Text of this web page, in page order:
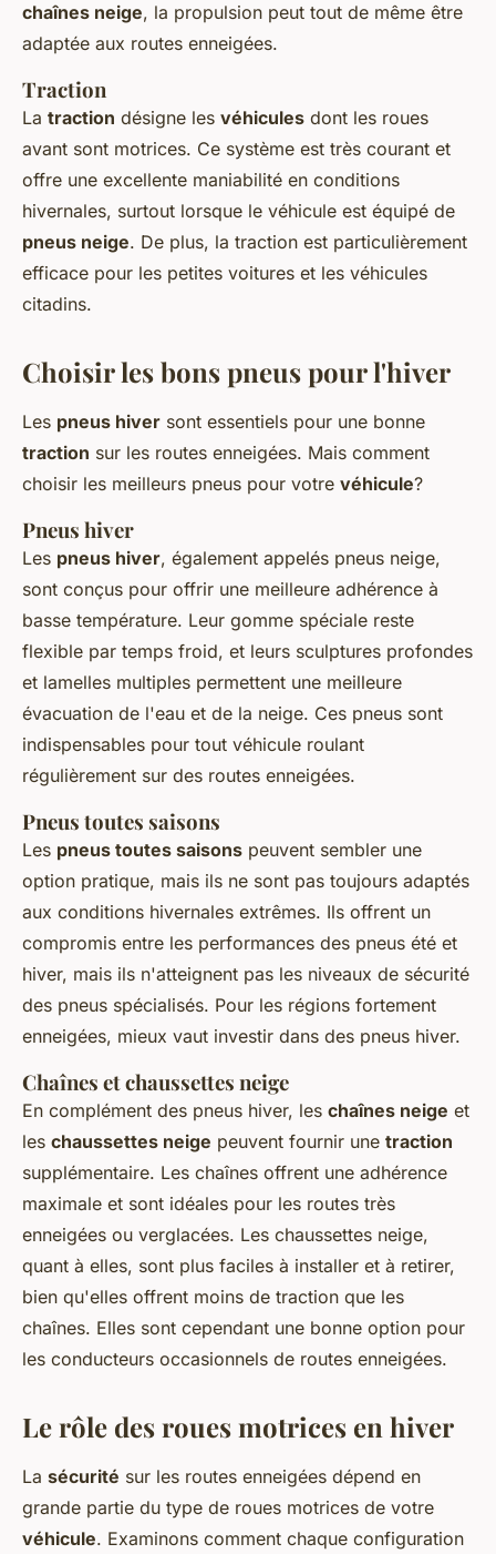
chaînes neige, la propulsion peut tout de même être
adaptée aux routes enneigées.
Traction
La traction désigne les véhicules dont les roues
avant sont motrices. Ce système est très courant et
offre une excellente maniabilité en conditions
hivernales, surtout lorsque le véhicule est équipé de
pneus neige. De plus, la traction est particulièrement
efficace pour les petites voitures et les véhicules
citadins.
Choisir les bons pneus pour l'hiver
Les pneus hiver sont essentiels pour une bonne
traction sur les routes enneigées. Mais comment
choisir les meilleurs pneus pour votre véhicule?
Pneus hiver
Les pneus hiver, également appelés pneus neige,
sont conçus pour offrir une meilleure adhérence à
basse température. Leur gomme spéciale reste
flexible par temps froid, et leurs sculptures profondes
et lamelles multiples permettent une meilleure
évacuation de l'eau et de la neige. Ces pneus sont
indispensables pour tout véhicule roulant
régulièrement sur des routes enneigées.
Pneus toutes saisons
Les pneus toutes saisons peuvent sembler une
option pratique, mais ils ne sont pas toujours adaptés
aux conditions hivernales extrêmes. Ils offrent un
compromis entre les performances des pneus été et
hiver, mais ils n'atteignent pas les niveaux de sécurité
des pneus spécialisés. Pour les régions fortement
enneigées, mieux vaut investir dans des pneus hiver.
Chaînes et chaussettes neige
En complément des pneus hiver, les chaînes neige et
les chaussettes neige peuvent fournir une traction
supplémentaire. Les chaînes offrent une adhérence
maximale et sont idéales pour les routes très
enneigées ou verglacées. Les chaussettes neige,
quant à elles, sont plus faciles à installer et à retirer,
bien qu'elles offrent moins de traction que les
chaînes. Elles sont cependant une bonne option pour
les conducteurs occasionnels de routes enneigées.
Le rôle des roues motrices en hiver
La sécurité sur les routes enneigées dépend en
grande partie du type de roues motrices de votre
véhicule. Examinons comment chaque configuration